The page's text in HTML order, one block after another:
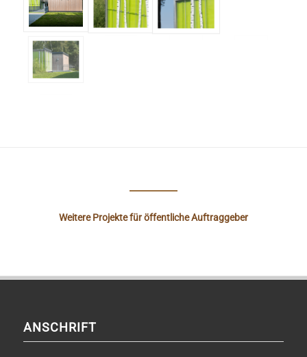
Weitere Projekte für öffentliche Auftraggeber
ANSCHRIFT